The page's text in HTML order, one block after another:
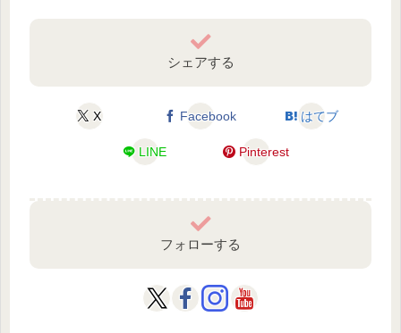
シェアする
X Facebook はてブ
LINE Pinterest
フォローする